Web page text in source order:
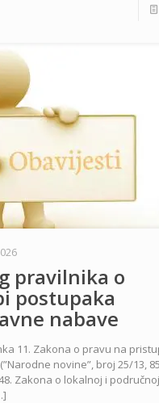
pravilnika o
postupaka
nabave
11. Zakona o pravu na
novine”, broj 25/13,
Zakona o lokalnoj i područnoj